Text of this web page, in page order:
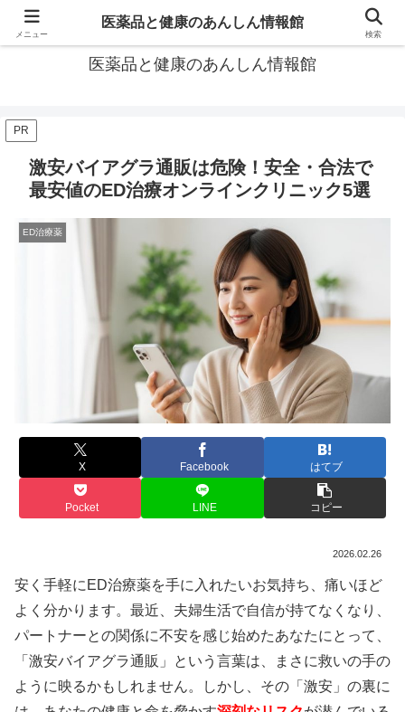
あなたの医薬品選び、後悔しないための情報が見つかる場所。
医薬品と健康のあんしん情報館
PR
激安バイアグラ通販は危険！安全・合法で
最安値のED治療オンラインクリニック5選
ED治療薬
X Facebook はてブ
Pocket LINE コピー
2026.02.26
安く手軽にED治療薬を手に入れたいお気持ち、痛いほど
よく分かります。最近、夫婦生活で自信が持てなくなり、
パートナーとの関係に不安を感じ始めたあなたにとって、
「激安バイアグラ通販」という言葉は、まさに救いの手の
ように映るかもしれません。しかし、その「激安」の裏に
メニュー
医薬品と健康のあんしん情報館
検索